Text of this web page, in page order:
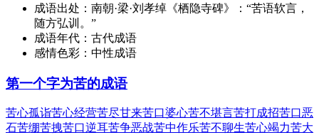
成语出处： 南朝·梁·刘孝绰《栖隐寺碑》：“苦语软言，
随方弘训。”
成语年代： 古代成语
感情色彩： 中性成语
第一个字为苦的成语
苦心孤诣苦心经营苦尽甘来苦口婆心苦不堪言苦打成招苦口恶
石苦绷苦拽苦口逆耳苦争恶战苦中作乐苦不聊生苦心竭力苦大